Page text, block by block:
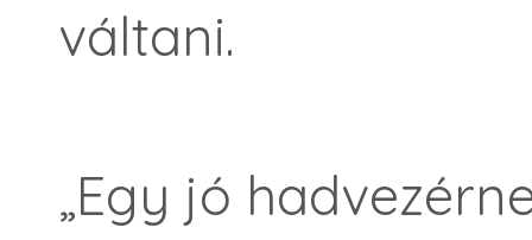
váltani.
„Egy jó